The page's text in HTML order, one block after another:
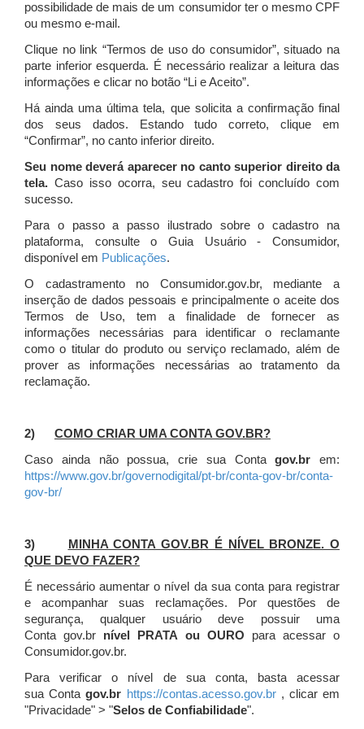
possibilidade de mais de um consumidor ter o mesmo CPF
ou mesmo e-mail.
Clique no link “Termos de uso do consumidor”, situado na
parte inferior esquerda. É necessário realizar a leitura das
informações e clicar no botão “Li e Aceito”.
Há ainda uma última tela, que solicita a confirmação final
dos seus dados. Estando tudo correto, clique em
“Confirmar”, no canto inferior direito.
Seu nome deverá aparecer no canto superior direito da
tela. Caso isso ocorra, seu cadastro foi concluído com
sucesso.
Para o passo a passo ilustrado sobre o cadastro na
plataforma, consulte o Guia Usuário - Consumidor,
disponível em Publicações.
O cadastramento no Consumidor.gov.br, mediante a
inserção de dados pessoais e principalmente o aceite dos
Termos de Uso, tem a finalidade de fornecer as
informações necessárias para identificar o reclamante
como o titular do produto ou serviço reclamado, além de
prover as informações necessárias ao tratamento da
reclamação.
2) COMO CRIAR UMA CONTA GOV.BR?
Caso ainda não possua, crie sua Contagov.br em:
https://www.gov.br/governodigital/pt-br/conta-gov-br/conta-
gov-br/
3)
MINHA CONTA GOV.BR É NÍVEL BRONZE. O
QUE DEVO FAZER?
É necessário aumentar o nível da sua conta para registrar
e acompanhar suas reclamações. Por questões de
segurança, qualquer usuário deve possuir uma
Conta gov.br nível PRATA ou OURO para acessar o
Consumidor.gov.br.
Para verificar o nível de sua conta, basta acessar
sua Contagov.br https://contas.acesso.gov.br, clicar em
"Privacidade" > "Selos de Confiabilidade".